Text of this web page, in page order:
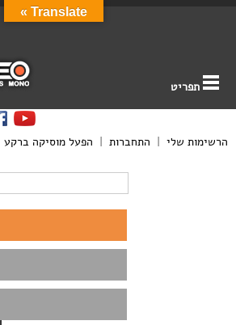
תפריט
הרשימות שלי | התחברות | הפעל מוסיקה ברקע
Translate »